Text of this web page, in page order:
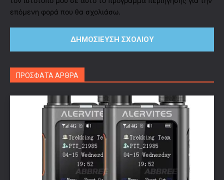
επόμενη φορά που θα σχολιάσω.
ΠΡΟΣΦΑΤΑ ΑΡΘΡΑ